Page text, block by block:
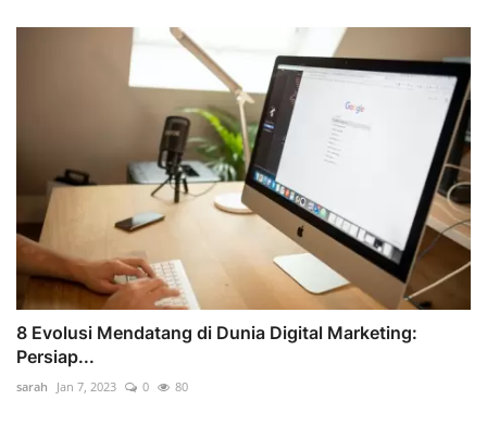
8 Evolusi Mendatang di Dunia Digital Marketing:
Persiap...
sarah Jan 7, 2023 0 80